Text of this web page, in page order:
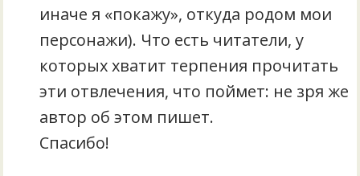
иначе я «покажу», откуда родом мои
персонажи). Что есть читатели, у
которых хватит терпения прочитать
эти отвлечения, что поймет: не зря же
автор об этом пишет.
Спасибо!